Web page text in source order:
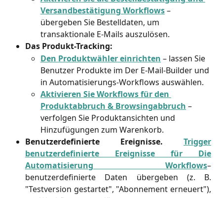
Versandbestätigung Workflows –
übergeben Sie Bestelldaten, um
transaktionale E-Mails auszulösen.
Das Produkt-Tracking:
Den Produktwähler einrichten – lassen Sie
Benutzer Produkte im Der E-Mail-Builder und
in Automatisierungs-Workflows auswählen.
Aktivieren Sie Workflows für den
Produktabbruch & Browsingabbruch –
verfolgen Sie Produktansichten und
Hinzufügungen zum Warenkorb.
Benutzerdefinierte Ereignisse. Trigger
benutzerdefinierte Ereignisse für Die
Automatisierung Workflows–
benutzerdefinierte Daten übergeben (z. B.
"Testversion gestartet", "Abonnement erneuert"),